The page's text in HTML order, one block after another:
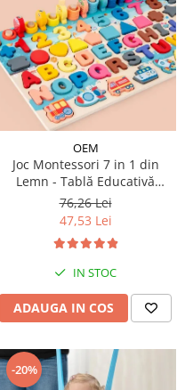
OEM
Joc Montessori 7 in 1 din
Lemn - Tablă Educativă
Logaritmică
76,26 Lei
47,53 Lei
IN STOC
ADAUGA IN COS
-20%